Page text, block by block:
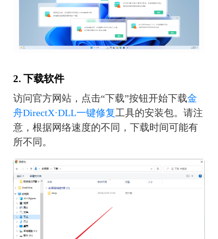
2. 下载软件
访问官方网站，点击“下载”按钮开始下载金
舟DirectX·DLL一键修复工具的安装包。请注
意，根据网络速度的不同，下载时间可能有
所不同。